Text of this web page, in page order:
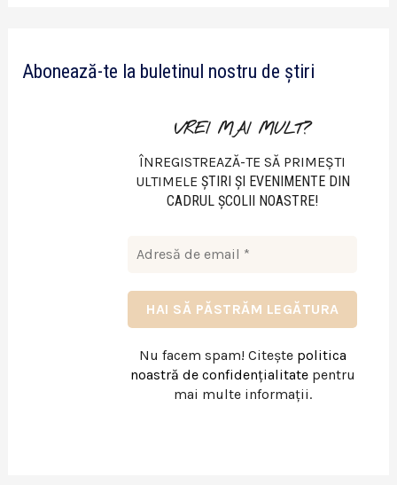
o
Abonează-te la buletinul nostru de știri
VREI MAI MULT?
ÎNREGISTREAZĂ-TE SĂ PRIMEȘTI
ULTIMELE ŞTIRI ŞI EVENIMENTE DIN
CADRUL ŞCOLII NOASTRE!
Nu facem spam! Citește politica
noastră de confidențialitatepentru
mai multe informații.